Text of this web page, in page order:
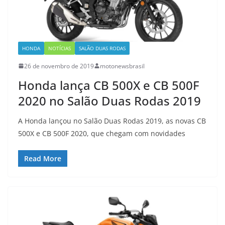
HONDA NOTÍCIAS SALÃO DUAS RODAS
26 de novembro de 2019 motonewsbrasil
Honda lança CB 500X e CB 500F
2020 no Salão Duas Rodas 2019
A Honda lançou no Salão Duas Rodas 2019, as novas CB
500X e CB 500F 2020, que chegam com novidades
Read More